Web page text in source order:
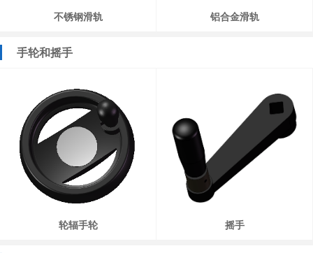
不锈钢滑轨 铝合金滑轨
手轮和摇手
轮辐手轮 摇手